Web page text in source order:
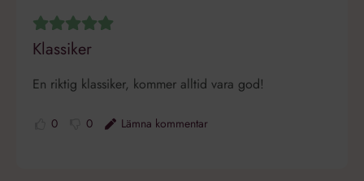
Klassiker
En riktig klassiker, kommer alltid vara god!
0 0 Lämna kommentar